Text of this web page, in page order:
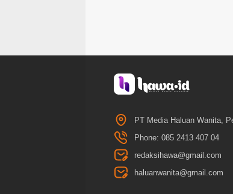
PT Media Haluan Wanita,
Phone: 085 2413 407 04
redaksihawa@gmail.com
haluanwanita@gmail.com